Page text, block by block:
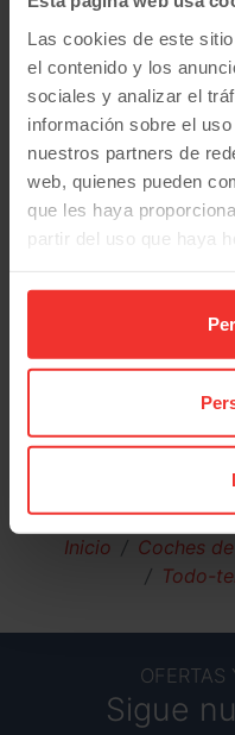
Las cookies de este
el contenido y los
sociales y analizar el
información sobre el
nuestros partners de
web, quienes pueden
que les haya
partir del uso que haya
Fiat Scudo Furgon
Ford Transit Custom
Techo
marca Seat?
Si estás buscando
predilección por la
verlos a nuestro
información sobre
llévatelo a casa al
Inicio
Coches
Todo-
OFERTAS
Sigue